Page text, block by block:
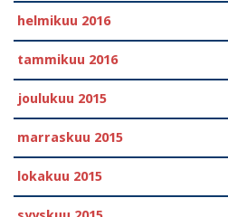
helmikuu 2016
tammikuu 2016
joulukuu 2015
marraskuu 2015
lokakuu 2015